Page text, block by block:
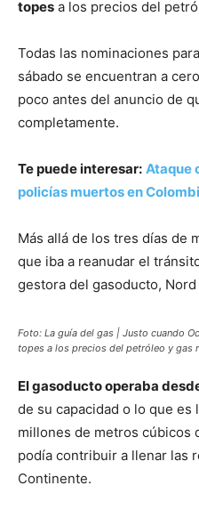
topes a los precios del
Todas las nominaciones
sábado se encuentran a
poco antes del anuncio de
completamente.
Te puede interesar: Ataque
policías muertos en
Más allá de los tres días de
que iba a reanudar el
gestora del gasoducto, Nord
Foto: La guía del gas | Justo cuando
topes a los precios del petróleo y gas
El gasoducto operaba
de su capacidad o lo que
millones de metros cúbicos
podía contribuir a llenar las
Continente.